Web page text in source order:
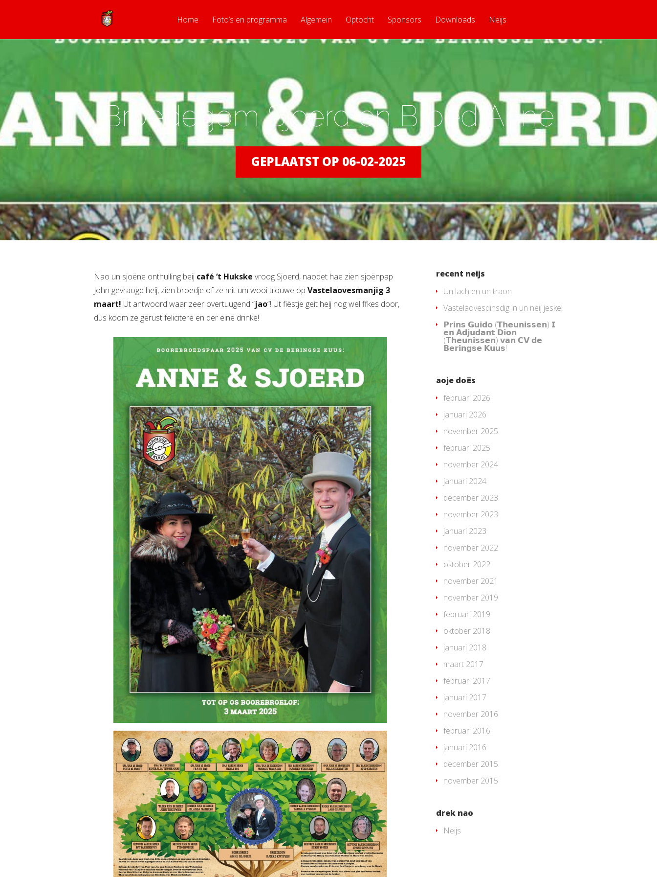
Home Foto’s en programma Algemein Optocht Sponsors Downloads Neijs
Broedegom Sjoerd en Broed Anne
GEPLAATST OP 06-02-2025
Nao un sjoëne onthulling beij café ‘t Hukske vroog Sjoerd, naodet hae zien sjoënpap
John gevraogd heij, zien broedje of ze mit um wooi trouwe op Vastelaovesmanjig 3
maart! Ut antwoord waar zeer overtuugend “jao”! Ut fiëstje geit heij nog wel ffkes door,
dus koom ze gerust felicitere en der eine drinke!
recent neijs
Un lach en un traon
Vastelaovesdinsdig in un neij jeske!
𝗣𝗿𝗶𝗻𝘀 𝗚𝘂𝗶𝗱𝗼 (𝗧𝗵𝗲𝘂𝗻𝗶𝘀𝘀𝗲𝗻) 𝗜
𝗲𝗻 𝗔𝗱𝗷𝘂𝗱𝗮𝗻𝘁 𝗗𝗶𝗼𝗻
(𝗧𝗵𝗲𝘂𝗻𝗶𝘀𝘀𝗲𝗻) 𝘃𝗮𝗻 𝗖𝗩 𝗱𝗲
𝗕𝗲𝗿𝗶𝗻𝗴𝘀𝗲 𝗞𝘂𝘂𝘀!
aoje doës
februari 2026
januari 2026
november 2025
februari 2025
november 2024
januari 2024
december 2023
november 2023
januari 2023
november 2022
oktober 2022
november 2021
november 2019
februari 2019
oktober 2018
januari 2018
maart 2017
februari 2017
januari 2017
november 2016
februari 2016
januari 2016
december 2015
november 2015
drek nao
Neijs